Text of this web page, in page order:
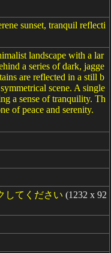
sunset, tranquil reflecti
landscape with a lar
a series of dark, jagge
are reflected in a still b
scene. A single
a sense of tranquility. Th
of peace and serenity.
してください (1232 x 92